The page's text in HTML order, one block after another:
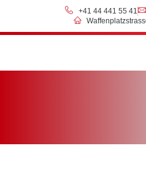
+41 44 441 55 41